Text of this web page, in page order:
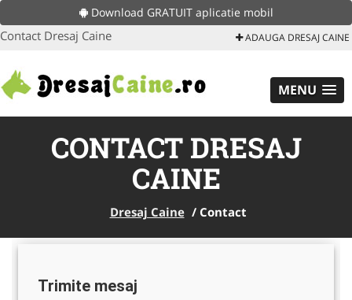
Download GRATUIT aplicatie mobil
Contact Dresaj Caine ADAUGA DRESAJ CAINE
MENU
CONTACT DRESAJ
CAINE
Dresaj Caine / Contact